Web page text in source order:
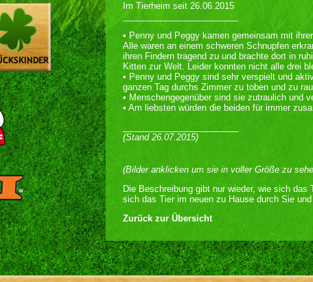
Im Tierheim seit 26.06.2015
• Penny und Peggy kamen gemeinsam mit
Alle waren an einem schweren Schnupfen
ihren Findern tragend zu und brachte dort in
Kitten zur Welt. Leider konnten nicht alle drei
• Penny und Peggy sind sehr verspielt und
ganzen Tag durchs Zimmer zu toben und zu
• Menschengegenüber sind sie zutraulich und
• Am liebsten würden die beiden für immer
(Stand 26.07.2015)
(Bilder anklicken um sie in voller Größe zu
Die Beschreibung gibt nur wieder, wie sich
sich das Tier im neuen zu Hause durch Sie
Zurück zur Übersicht